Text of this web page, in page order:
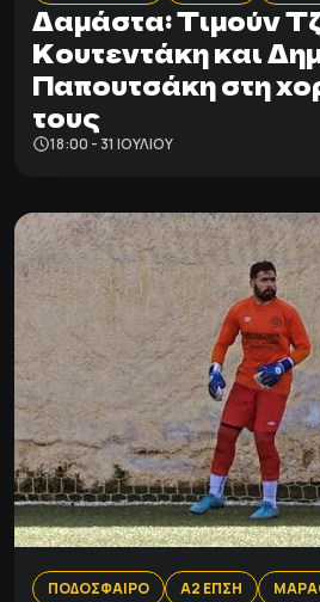
Δαμάστα: Tιμούν
Κουτεντάκη και
Παπουτσάκη στη
τους
18:00 - 31 ΙΟΥΛΊΟΥ
ΠΟΔΟΣΦΑΙΡΟ Α2 ΕΠΣΗ